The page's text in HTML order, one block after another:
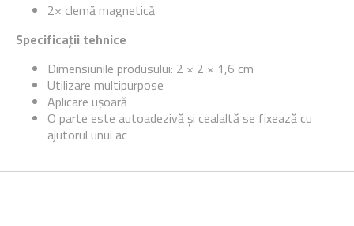
2× clemă magnetică
Specificații tehnice
Dimensiunile produsului: 2 × 2 × 1,6 cm
Utilizare multipurpose
Aplicare ușoară
O parte este autoadezivă și cealaltă se fixează cu
ajutorul unui ac